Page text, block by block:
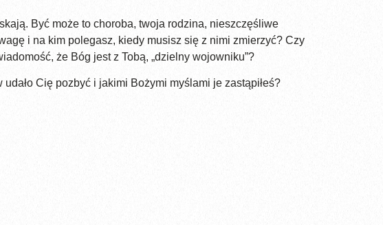
Być może to choroba, twoja rodzina, nieszczęśliwe
i na kim polegasz, kiedy musisz się z nimi zmierzyć? Czy
że Bóg jest z Tobą, „dzielny wojowniku”?
Cię pozbyć i jakimi Bożymi myślami je zastąpiłeś?